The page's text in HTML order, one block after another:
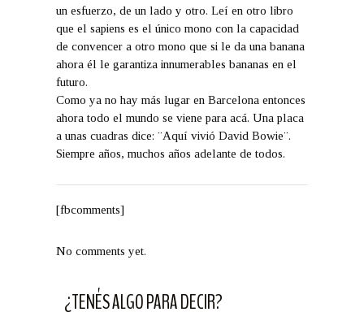
un esfuerzo, de un lado y otro. Leí en otro libro
que el sapiens es el único mono con la capacidad
de convencer a otro mono que si le da una banana
ahora él le garantiza innumerables bananas en el
futuro.
Como ya no hay más lugar en Barcelona entonces
ahora todo el mundo se viene para acá. Una placa
a unas cuadras dice: ¨Aquí vivió David Bowie¨.
Siempre años, muchos años adelante de todos.
[fbcomments]
No comments yet.
¿TENÉS ALGO PARA DECIR?